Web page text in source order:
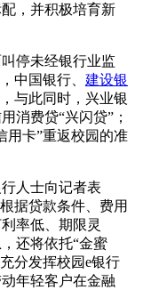
，并积极培育新
停未经银行业监
中国银行、 建设银
与此同时，兴业银
消费贷“兴闪贷”；
用卡”重返校园的准
人士向记者表
据贷款条件、费用
率低、期限灵
还将依托“金蜜
分发挥校园e银行
年轻客户在金融